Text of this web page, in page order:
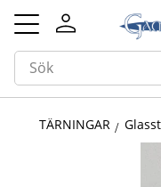
Meny
TÄRNINGAR